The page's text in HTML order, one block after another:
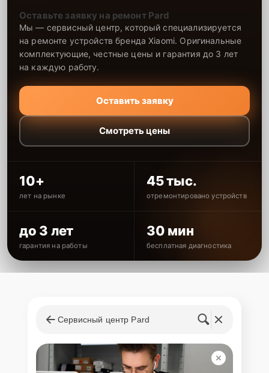
Оставьте заявку на ремонт Pard
Мы — сервисный центр, который специализируется
на ремонте устройств бренда Xiaomi. Оригинальные
комплектующие, честные цены и гарантия до 3 лет
на каждую работу.
Оставить заявку
Смотреть цены
10+
лет на рынке
45 тыс.
отремонтировано устройств
до 3 лет
гарантия на работы
30 мин
бесплатная диагностика
Сервисный центр Pard